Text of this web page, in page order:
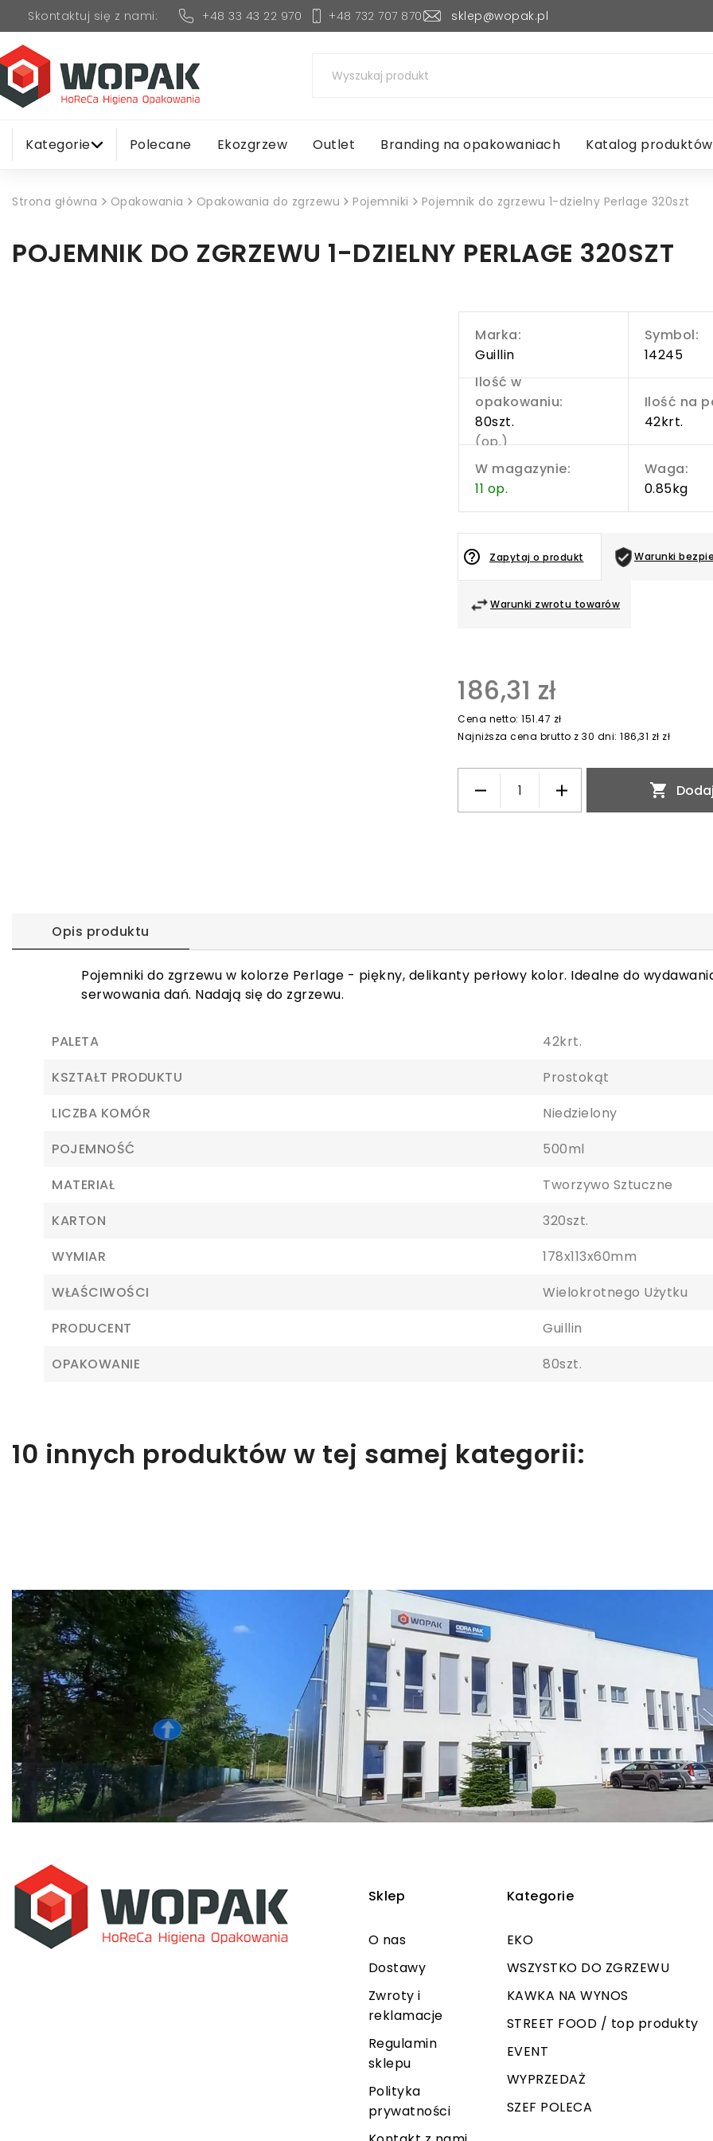
Skontaktuj się z nami: +48 33 43 22 970 +48 732 707 870 sklep@wopak.pl
Kategorie Polecane Ekozgrzew Outlet Branding na opakowaniach Katalog produktów
Strona główna Opakowania Opakowania do zgrzewu Pojemniki Pojemnik do zgrzewu 1-dzielny Perlage 320szt
POJEMNIK DO ZGRZEWU 1-DZIELNY PERLAGE 320SZT
Marka:
Guillin
Symbol:
14245
Ilość w
opakowaniu:
80szt.
(op.)
Ilość na
42krt.
W magazynie:
11 op.
Waga:
0.85kg
Warunki
Warunki zwrotu towarów
help_outline Zapytaj o produkt
186,31 zł
Cena netto: 151.47 zł
Najniższa cena brutto z 30 dni: 186,31 zł zł

Opis produktu
Pojemniki do zgrzewu w kolorze Perlage - piękny, delikanty perłowy kolor. Idealne do
serwowania dań. Nadają się do zgrzewu.
PALETA
42krt.
KSZTAŁT PRODUKTU
Prostokąt
LICZBA KOMÓR
Niedzielony
POJEMNOŚĆ
500ml
MATERIAŁ
Tworzywo Sztuczne
KARTON
320szt.
WYMIAR
178x113x60mm
WŁAŚCIWOŚCI
Wielokrotnego Użytku
PRODUCENT
Guillin
OPAKOWANIE
80szt.
10 innych produktów w tej samej kategorii:
Sklep
O nas
Dostawy
Zwroty i
reklamacje
Regulamin
sklepu
Polityka
prywatności
Kategorie
EKO
WSZYSTKO DO ZGRZEWU
KAWKA NA WYNOS
STREET FOOD / top produkty
EVENT
WYPRZEDAŻ
SZEF POLECA
Aby zapisać produkty na liście ulubionych, musisz się zalogować.